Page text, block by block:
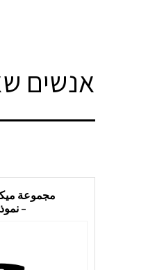
אנשים
مجموعة
–